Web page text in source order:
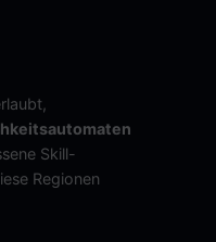
Skill-
Regionen